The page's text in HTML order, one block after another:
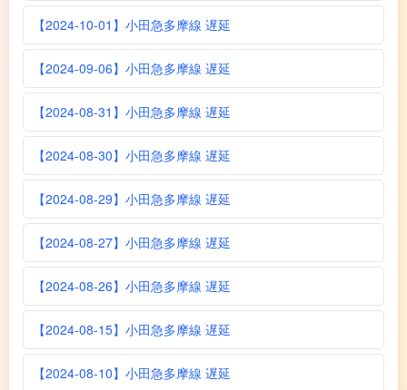
【2024-10-01】小田急多摩線 遅延
【2024-09-06】小田急多摩線 遅延
【2024-08-31】小田急多摩線 遅延
【2024-08-30】小田急多摩線 遅延
【2024-08-29】小田急多摩線 遅延
【2024-08-27】小田急多摩線 遅延
【2024-08-26】小田急多摩線 遅延
【2024-08-15】小田急多摩線 遅延
【2024-08-10】小田急多摩線 遅延